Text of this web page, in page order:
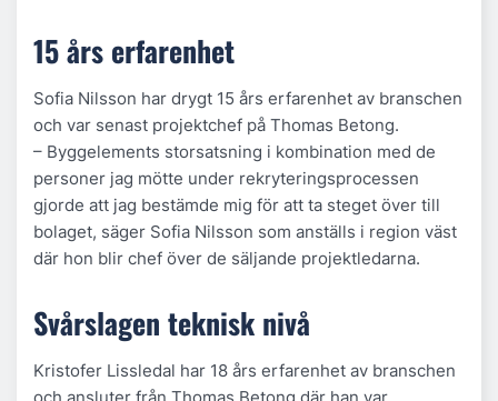
15 års erfarenhet
Sofia Nilsson har drygt 15 års erfarenhet av branschen
och var senast projektchef på Thomas Betong.
– Byggelements storsatsning i kombination med de
personer jag mötte under rekryteringsprocessen
gjorde att jag bestämde mig för att ta steget över till
bolaget, säger Sofia Nilsson som anställs i region väst
där hon blir chef över de säljande projektledarna.
Svårslagen teknisk nivå
Kristofer Lissledal har 18 års erfarenhet av branschen